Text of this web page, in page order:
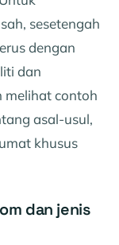
sesetengah
dengan
dan
melihat contoh
asal-usul,
khusus
dan jenis